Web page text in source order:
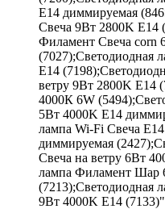
E14 диммируемая
Свеча 9Вт 2800K E14
Филамент Свеча corn
(7027);Светодиодная
E14
ветру 9Вт 2800K
4000К 6W
5Вт 4000K E14
лампа Wi-Fi Свеча
диммируемая
Свеча на ветру 6Вт
лампа Филамент Шар
(7213);Светодиодная
9Вт 4000K E14 (7133)"